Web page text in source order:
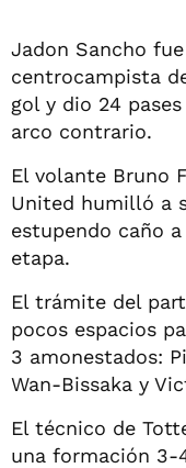
Jadon Sancho
centrocampista
gol y dio 24
arco contrario.
El volante Bruno
United humilló a
estupendo caño
etapa.
El trámite del
pocos espacios
3 amonestados:
Wan-Bissaka y
El técnico de
una formación 3-